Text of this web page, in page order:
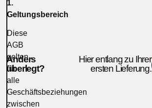
1.
Geltungsbereich
Diese
AGB
gelten
für
alle
Geschäftsbeziehungen
zwischen
Anders
überlegt?
Hier entlang zu Ihrer
ersten Lieferung.